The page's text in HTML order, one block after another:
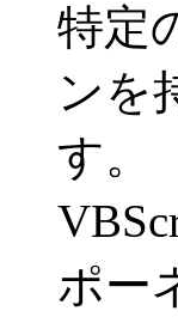
特定
ンを
す。
ポー